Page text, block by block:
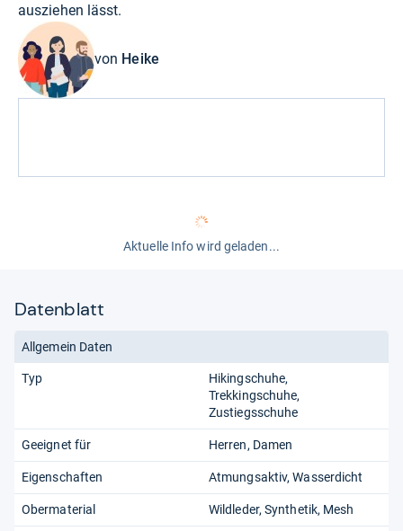
ausziehen lässt.
von Heike
Aktuelle Info wird geladen...
Datenblatt
Allgemein Daten
Typ
Hikingschuhe
Trekkingschuhe
Zustiegsschuhe
Geeignet für Herren Damen
Eigenschaften Atmungsaktiv Wasserdicht
Obermaterial Wildleder Synthetik Mesh